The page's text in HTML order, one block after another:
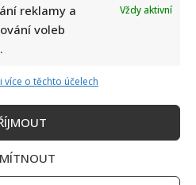
reklamy a
voleb
Vždy aktivní
více o těchto účelech